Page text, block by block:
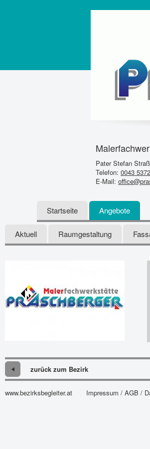
Pater Stefan
Telefon: 0043
E-Mail:
Startseite Angebote
Aktuell Raumgestaltung
zurück zum Bezirk
www.bezirksbegleiter.at Impressum / AGB /